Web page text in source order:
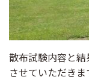
散布試験内容と
させていただきま